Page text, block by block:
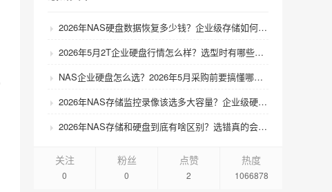
2026年NAS硬盘数据恢复多少钱？企业级存储如何避免数据丢失风险？
2026年5月2T企业硬盘行情怎么样？选型时有哪些避坑技巧？
NAS企业硬盘怎么选？2026年5月采购前要搞懂哪些坑？
2026年NAS存储监控录像该选多大容量？企业级硬盘怎么搭配才划算？
2026年NAS存储和硬盘到底有啥区别？选错真的会后悔吗？
关注
0
粉丝
0
点赞
2
热度
1066878